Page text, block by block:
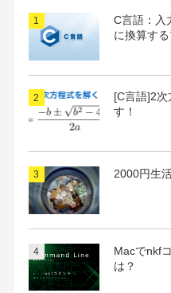
C言語：入
に換算す
[C言語]2次
す！
2000円生
Macでnkf
は？